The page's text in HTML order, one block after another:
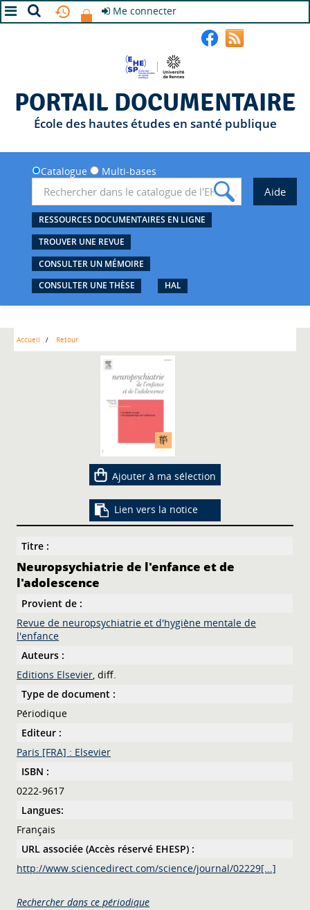
Me connecter
PORTAIL DOCUMENTAIRE
École des hautes études en santé publique
Catalogue Multi-bases
RESSOURCES DOCUMENTAIRES EN LIGNE
TROUVER UNE REVUE
CONSULTER UN MÉMOIRE
CONSULTER UNE THÈSE
HAL
Accueil Retour
Ajouter à ma sélection
Lien vers la notice
Titre :
Neuropsychiatrie de l'enfance et de
l'adolescence
Provient de :
Revue de neuropsychiatrie et d'hygiène mentale de
l'enfance
Auteurs :
Editions Elsevier, diff.
Type de document :
Périodique
Editeur :
Paris [FRA] : Elsevier
ISBN :
0222-9617
Langues:
Français
URL associée (Accès réservé EHESP) :
http://www.sciencedirect.com/science/journal/02229[...]
Rechercher dans ce périodique